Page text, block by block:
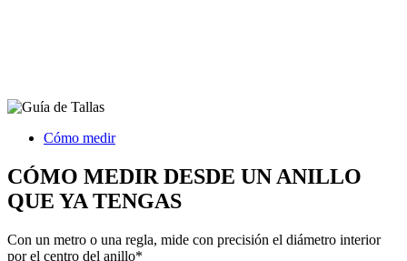
Cómo medir
CÓMO MEDIR DESDE UN ANILLO
QUE YA TENGAS
Con un metro o una regla, mide con precisión el diámetro interior
por el centro del anillo*